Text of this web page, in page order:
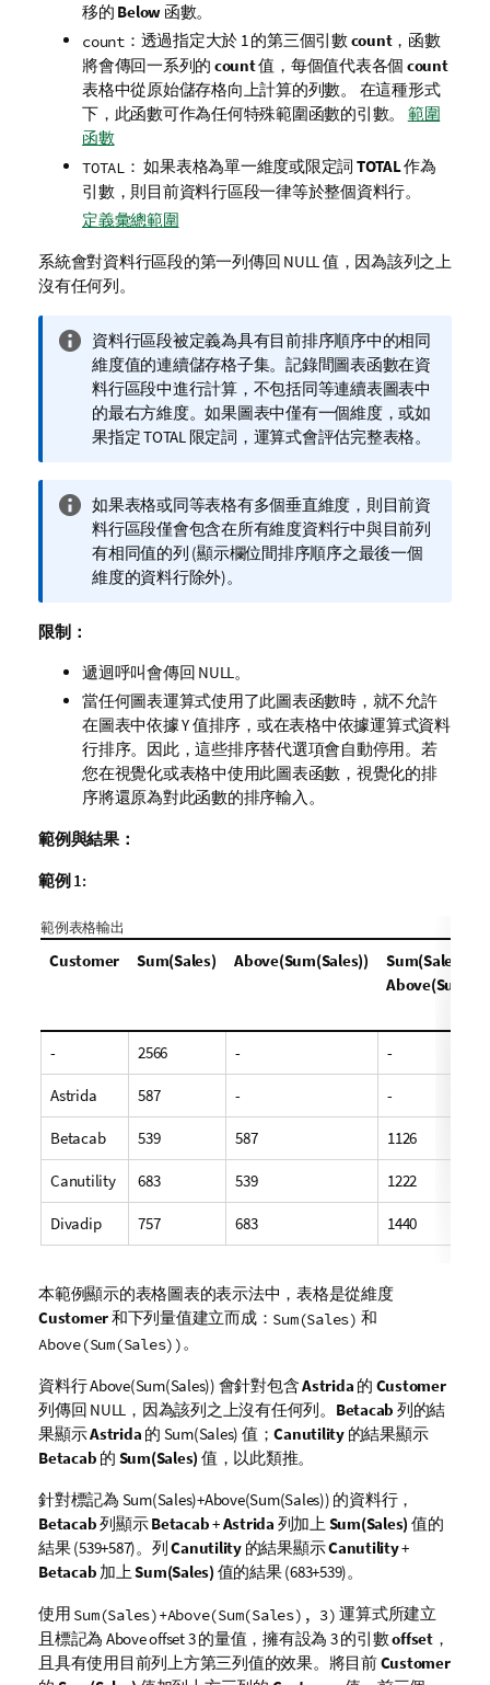
移的 Below 函數。
count：透過指定大於 1 的第三個引數count，函數
將會傳回一系列的 count值，每個值代表各個 count
表格中從原始儲存格向上計算的列數。 在這種形式
下，此函數可作為任何特殊範圍函數的引數。 範圍
函數
TOTAL ： 如果表格為單一維度或限定詞 TOTAL作為
引數，則目前資料行區段一律等於整個資料行。
定義彙總範圍
系統會對資料行區段的第一列傳回 NULL值，因為該列之上
沒有任何列。
資
訊
備
註
資料行區段被定義為具有目前排序順序中的相同
維度值的連續儲存格子集。記錄間圖表函數在資
料行區段中進行計算，不包括同等連續表圖表中
的最右方維度。如果圖表中僅有一個維度，或如
果指定TOTAL限定詞，運算式會評估完整表格。
資
訊
備
註
如果表格或同等表格有多個垂直維度，則目前資
料行區段僅會包含在所有維度資料行中與目前列
有相同值的列 (顯示欄位間排序順序之最後一個
維度的資料行除外)。
限制：
遞迴呼叫會傳回 NULL。
當任何圖表運算式使用了此圖表函數時，就不允許
在圖表中依據 Y 值排序，或在表格中依據運算式資料
行排序。因此，這些排序替代選項會自動停用。若
您在視覺化或表格中使用此圖表函數，視覺化的排
序將還原為對此函數的排序輸入。
範例與結果：
範例 1:
範例表格輸出
Customer Sum(Sales) Above(Sum(Sales))
Sum(Sales) +
- 2566 - -
Astrida 587 - -
Betacab 539 587 1126
Canutility 683 539 1222
Divadip 757 683 1440
本範例顯示的表格圖表的表示法中，表格是從維度
Customer和下列量值建立而成： Sum(Sales) 和
Above(Sum(Sales))。
資料行Above(Sum(Sales)) 會針對包含Astrida 的 Customer
列傳回 NULL ，因為該列之上沒有任何列。 Betacab 列的結
果顯示Astrida 的 Sum(Sales) 值；Canutility的結果顯示
Betacab 的 Sum(Sales) 值，以此類推。
針對標記為 Sum(Sales)+Above(Sum(Sales)) 的資料行，
Betacab列顯示Betacab+Astrida 列加上Sum(Sales) 值的
結果 (539+587)。列Canutility的結果顯示Canutility+
Betacab 加上Sum(Sales) 值的結果 (683+539)。
使用 Sum(Sales)+Above(Sum(Sales), 3) 運算式所建立
且標記為 Above offset 3的量值，擁有設為 3的引數offset，
且具有使用目前列上方第三列值的效果。將目前Customer